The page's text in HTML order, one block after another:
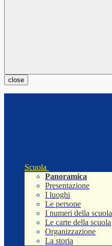
close
Scuola
Panoramica
Presentazione
I luoghi
Le persone
I numeri della scuola
Le carte della scuola
Organizzazione
La storia